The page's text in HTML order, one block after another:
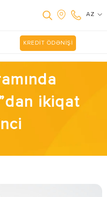
AZ
KREDİT ÖDƏNİŞİ
ikiqat